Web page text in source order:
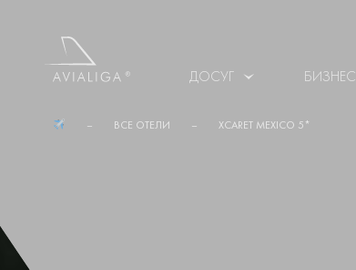
ДОСУГ БИЗНЕС
ВСЕ ОТЕЛИ XCARET MEXICO 5*